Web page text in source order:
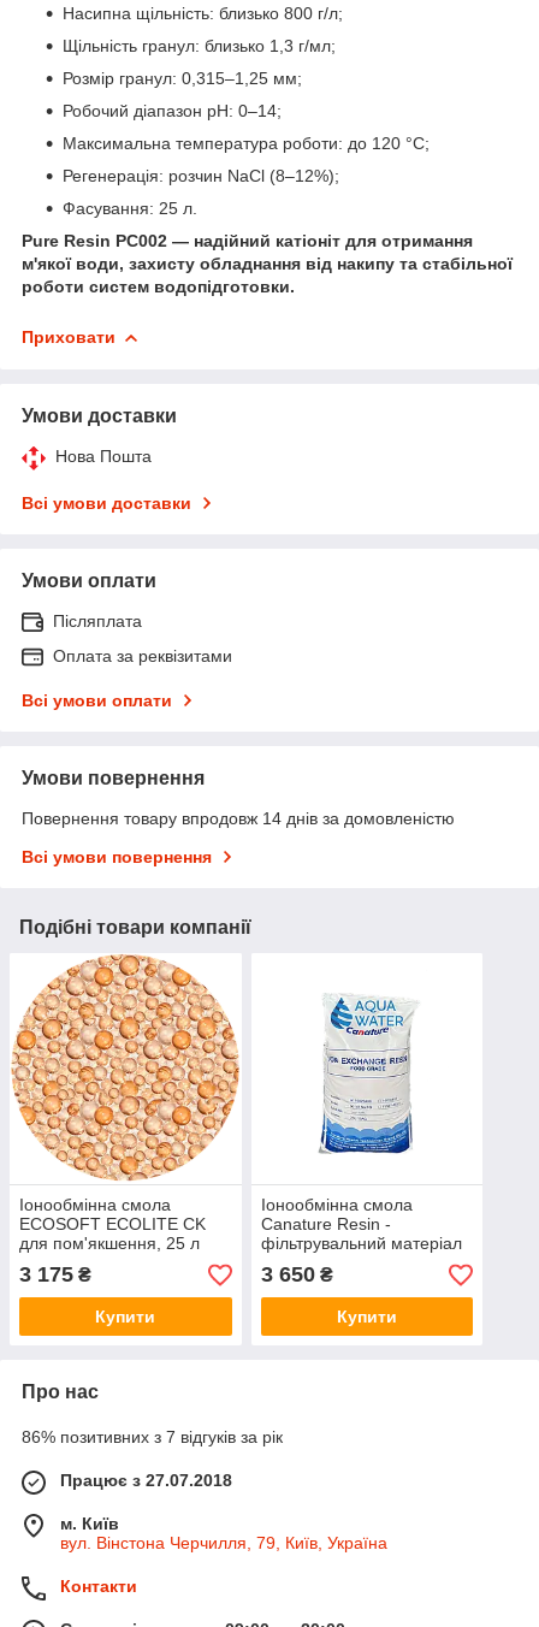
Насипна щільність: близько 800 г/л;
Щільність гранул: близько 1,3 г/мл;
Розмір гранул: 0,315–1,25 мм;
Робочий діапазон pH: 0–14;
Максимальна температура роботи: до 120 °C;
Регенерація: розчин NaCl (8–12%);
Фасування: 25 л.
Pure Resin PC002 — надійний катіоніт для отримання
м'якої води, захисту обладнання від накипу та стабільної
роботи систем водопідготовки.
Приховати
Умови доставки
Нова Пошта
Всі умови доставки
Умови оплати
Післяплата
Оплата за реквізитами
Всі умови оплати
Умови повернення
Повернення товару впродовж 14 днів за домовленістю
Всі умови повернення
Подібні товари компанії
Іонообмінна смола
ECOSOFT ECOLITE CK
для пом'якшення, 25 л
3 175 ₴
Купити
Іонообмінна смола
Canature Resin -
фільтрувальний матеріал
для пом'якшення води
(аналог Dowex HCR-S/S)
3 650₴
Купити
Про нас
86% позитивних з 7 відгуків за рік
Працює з 27.07.2018
м. Київ
вул. Вінстона Черчилля, 79, Київ, Україна
Контакти